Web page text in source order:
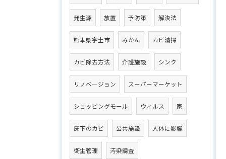
発生源 放置 予防策 解決法
熊本県宇土市 みかん カビ清掃
カビ除去方法 介護施設 シンク
リノベ―ジョン スーパーマーケット
ショッピングモール ウィルス 家
床下のカビ 公共施設 人体に影響
衛生管理 汚染調査